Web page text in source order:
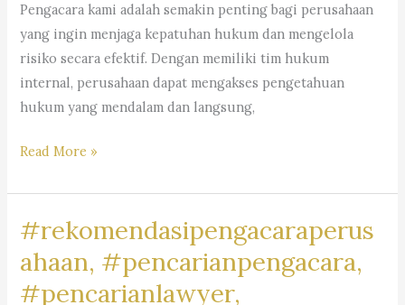
Pengacara kami adalah semakin penting bagi perusahaan
yang ingin menjaga kepatuhan hukum dan mengelola
risiko secara efektif. Dengan memiliki tim hukum
internal, perusahaan dapat mengakses pengetahuan
hukum yang mendalam dan langsung,
#rekomendasikantorhukumbisnis,
#jasapengacaraperusahaan,
#pencariankantoradvokat,
Read More »
#rekomendasipengacaraperus
ahaan, #pencarianpengacara,
#pencarianlawyer,